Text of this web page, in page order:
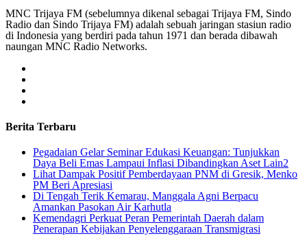
MNC Trijaya FM (sebelumnya dikenal sebagai Trijaya FM, Sindo
Radio dan Sindo Trijaya FM) adalah sebuah jaringan stasiun radio
di Indonesia yang berdiri pada tahun 1971 dan berada dibawah
naungan MNC Radio Networks.
Berita Terbaru
Pegadaian Gelar Seminar Edukasi Keuangan: Tunjukkan
Daya Beli Emas Lampaui Inflasi Dibandingkan Aset Lain2
Lihat Dampak Positif Pemberdayaan PNM di Gresik, Menko
PM Beri Apresiasi
​Di Tengah Terik Kemarau, Manggala Agni Berpacu
Amankan Pasokan Air Karhutla
Kemendagri Perkuat Peran Pemerintah Daerah dalam
Penerapan Kebijakan Penyelenggaraan Transmigrasi